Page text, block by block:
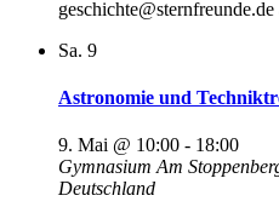
geschichte@sternfreunde.de
Sa. 9
Astronomie und
9. Mai @ 10:00 - 18:00
Gymnasium Am
Deutschland